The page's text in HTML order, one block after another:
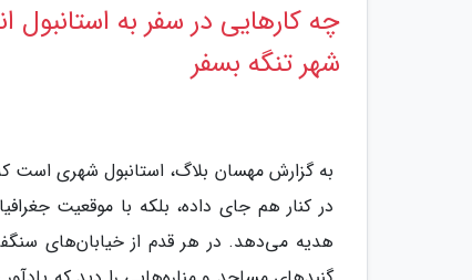
چه کارهایی در سفر به استانبول
شهر تنگه بسفر
به گزارش مهسان بلاگ، استانبول شهری است
در کنار هم جای داده، بلکه با موقعیت
هدیه می‌دهد. در هر قدم از خیابان‌های